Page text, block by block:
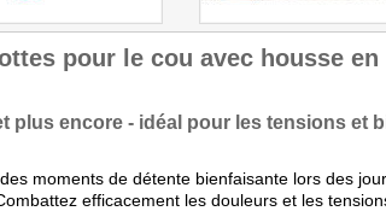
pour le cou avec housse en
plus encore - idéal pour les tensions et
moments de détente bienfaisante lors des
efficacement les douleurs et les